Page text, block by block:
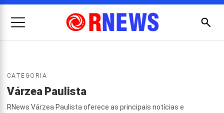
Menu
CATEGORIA
Várzea Paulista
RNews Várzea Paulista oferece as principais notícias e